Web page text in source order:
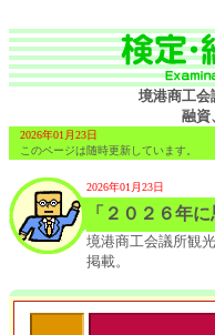
境港商工会
融資
2026年01月23日
このページは随時更新しています。
2026年01月23日
「２０２６年
境港商工会議所観
掲載。